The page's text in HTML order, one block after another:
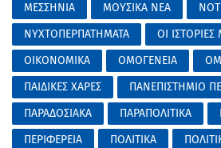
ΜΕΣΣΗΝΙΑ
ΜΟΥΣΙΚΑ ΝΕΑ
ΝΥΧΤΟΠΕΡΠΑΤΗΜΑΤΑ
ΟΙ ΙΣΤΟΡΙΕΣ
ΟΙΚΟΝΟΜΙΚΑ
ΟΜΟΓΕΝΕΙΑ
ΠΑΙΔΙΚΕΣ ΧΑΡΕΣ
ΠΑΝΕΠΙΣΤΗΜΙΟ
ΠΑΡΑΔΟΣΙΑΚΑ
ΠΑΡΑΠΟΛΙΤΙΚΑ
ΠΕΡΙΦΕΡΕΙΑ
ΠΟΛΙΤΙΚΑ